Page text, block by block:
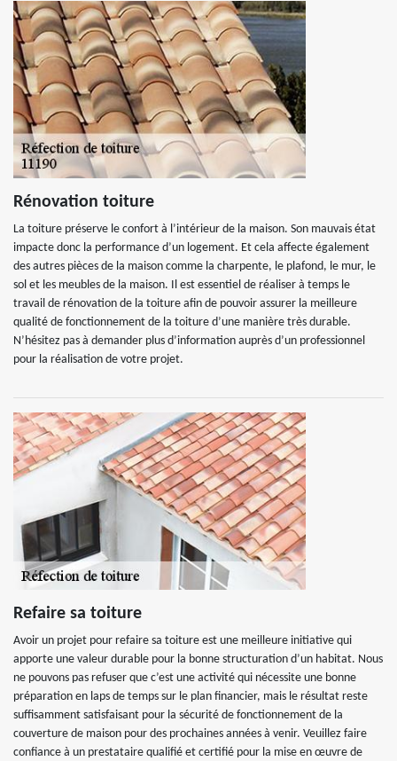
Rénovation toiture
La toiture préserve le confort à l’intérieur de la maison. Son mauvais état
impacte donc la performance d’un logement. Et cela affecte également
des autres pièces de la maison comme la charpente, le plafond, le mur, le
sol et les meubles de la maison. Il est essentiel de réaliser à temps le
travail de rénovation de la toiture afin de pouvoir assurer la meilleure
qualité de fonctionnement de la toiture d’une manière très durable.
N’hésitez pas à demander plus d’information auprès d’un professionnel
pour la réalisation de votre projet.
Refaire sa toiture
Avoir un projet pour refaire sa toiture est une meilleure initiative qui
apporte une valeur durable pour la bonne structuration d’un habitat. Nous
ne pouvons pas refuser que c’est une activité qui nécessite une bonne
préparation en laps de temps sur le plan financier, mais le résultat reste
suffisamment satisfaisant pour la sécurité de fonctionnement de la
couverture de maison pour des prochaines années à venir. Veuillez faire
confiance à un prestataire qualifié et certifié pour la mise en œuvre de